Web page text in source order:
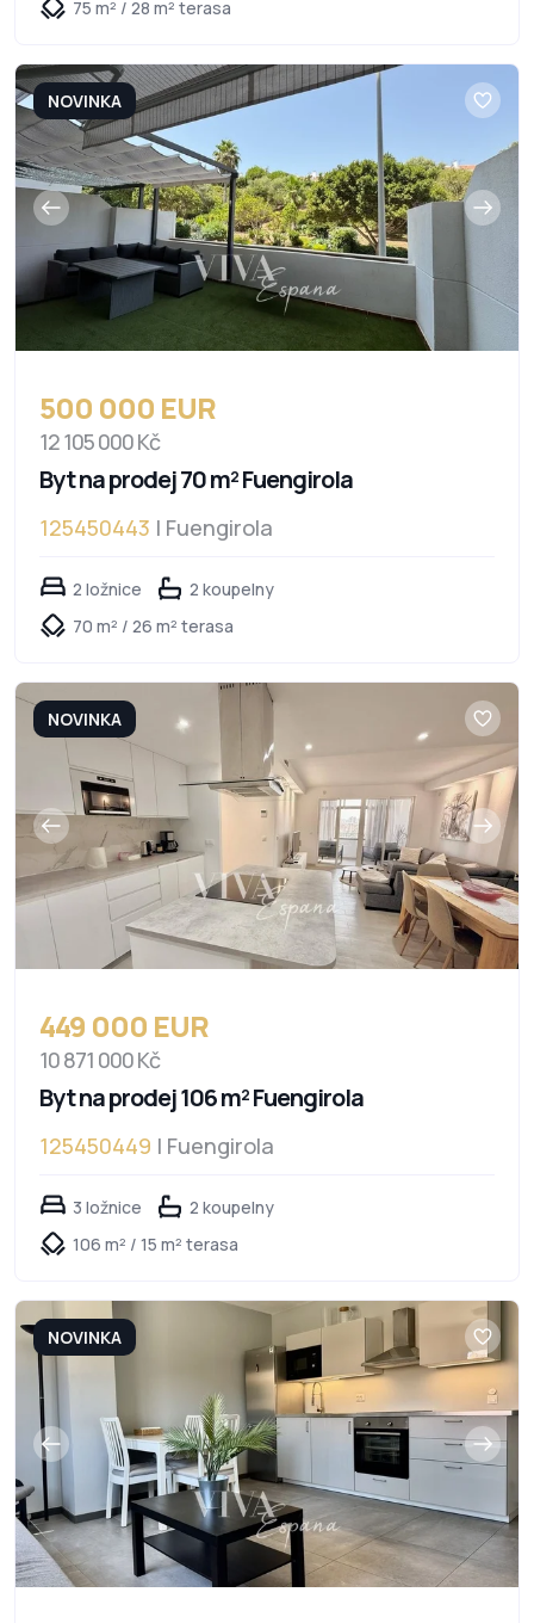
75 m² / 28 m² terasa
NOVINKA
500 000 EUR
12 105 000 Kč
Byt na prodej 70 m² Fuengirola
125450443 | Fuengirola
2 ložnice
2 koupelny
70 m² / 26 m² terasa
NOVINKA
449 000 EUR
10 871 000 Kč
Byt na prodej 106 m² Fuengirola
125450449 | Fuengirola
3 ložnice
2 koupelny
106 m² / 15 m² terasa
NOVINKA